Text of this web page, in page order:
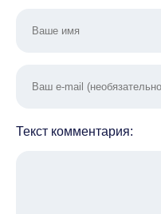
Текст комментария: